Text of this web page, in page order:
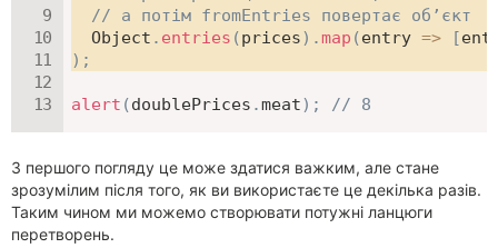
// а потім fromEntries повертає об’єкт
  Object
. entries (prices) .map (entry => [
) ;
alert (doublePrices .meat) ; // 8
З першого погляду це може здатися важким, але стане
зрозумілим після того, як ви використаєте це декілька разів.
Таким чином ми можемо створювати потужні ланцюги
перетворень.